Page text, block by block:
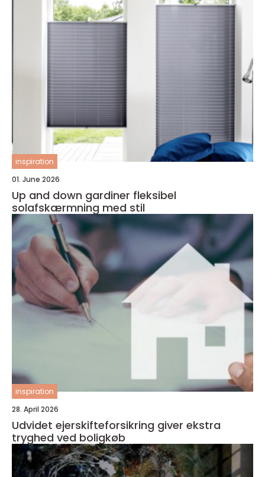
inspiration
01. June 2026
Up and down gardiner fleksibel
solafskærmning med stil
inspiration
28. April 2026
Udvidet ejerskifteforsikring giver ekstra
tryghed ved boligkøb